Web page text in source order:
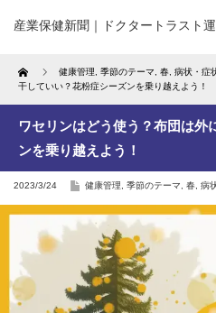
産業保健新聞｜ドクタートラスト
Home 健康管理 季節のテーマ 春 病状・症
干していい？花粉症シーズンを乗り越えよう！
ワセリンはどう使う？布団は外
ンを乗り越えよう！
2023/3/24 健康管理 季節のテーマ 春 病